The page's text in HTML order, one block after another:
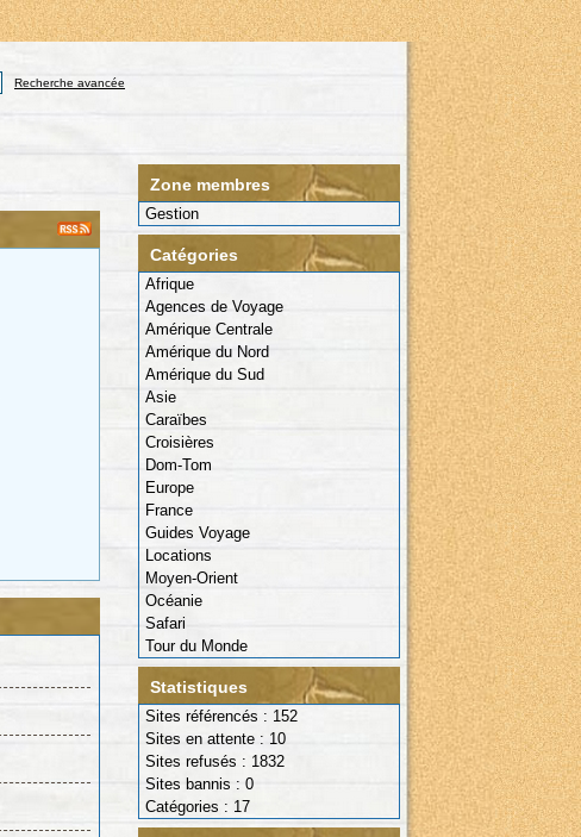
Recherche avancée
Zone membres
Gestion
Catégories
Afrique
Agences de Voyage
Amérique Centrale
Amérique du Nord
Amérique du Sud
Asie
Caraïbes
Croisières
Dom-Tom
Europe
France
Guides Voyage
Locations
Moyen-Orient
Océanie
Safari
Tour du Monde
Statistiques
Sites référencés : 152
Sites en attente : 10
Sites refusés : 1832
Sites bannis : 0
Catégories : 17